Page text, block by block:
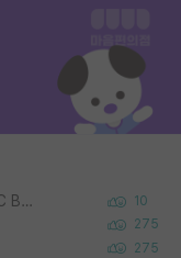
Korea University 수학, 컴퓨터과학 이학사, UC Berkeley 산업공학 대학원 공학박사가 되는 것은 쉽지 않겠죠? 10
275
275